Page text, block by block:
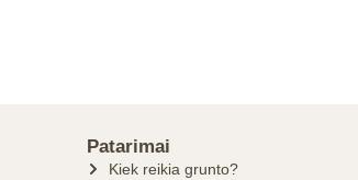
Patarimai
Kiek reikia grunto?